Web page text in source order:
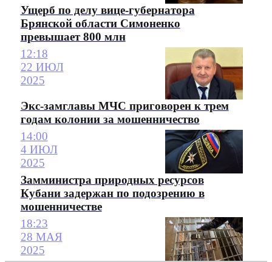
Ущерб по делу вице-губернатора
Брянской области Симоненко
превышает 800 млн
12:18
22 ИЮЛ
2025
Экс-замглавы МЧС приговорен к трем
годам колонии за мошенничество
14:00
4 ИЮЛ
2025
Замминистра природных ресурсов
Кубани задержан по подозрению в
мошенничестве
18:23
28 МАЯ
2025